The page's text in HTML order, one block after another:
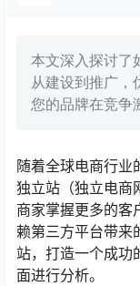
本文深入探讨了
从建设到推广，
您的品牌在竞争
随着全球电商行业
独立站（独立电商
商家掌握更多的客
赖第三方平台带来
站，打造一个成功
面进行分析。